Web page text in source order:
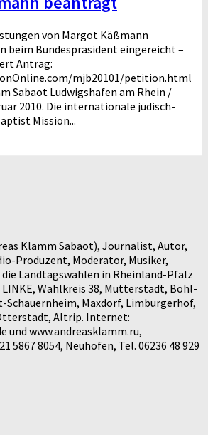
von Margot Käßmann
Bundespräsident eingereicht –
Antrag:
mjb20101/petition.html
Sabaot Ludwigshafen am Rhein /
2010. Die internationale jüdisch-
Mission...
Klamm Sabaot), Journalist, Autor,
Produzent, Moderator, Musiker,
Landtagswahlen in Rheinland-Pfalz
LINKE, Wahlkreis 38, Mutterstadt, Böhl-
Maxdorf, Limburgerhof,
Altrip. Internet:
und www.andreasklamm.ru,
5867 8054, Neuhofen, Tel. 06236 48 929